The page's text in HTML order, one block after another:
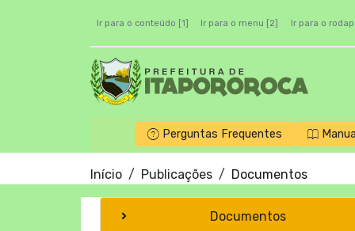
Ir para o conteúdo [1] Ir para o menu [2] Ir para o
Perguntas Frequentes
Início Publicações Documentos
Documentos